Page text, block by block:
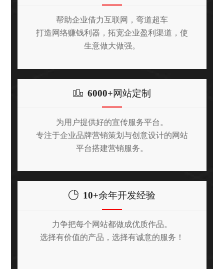
帮助企业借力互联网，弯道超车
打造网络赚钱利器，拓宽企业盈利渠道，使
生意做大做强。
6000+网站定制
为用户提供好的宣传服务平台。
专注于企业品牌营销策划与创意设计的网站
平台搭建营销服务。
10+余年开发经验
力争把每个网站都做成优质作品。
选择有价值的产品，选择有诚意的服务！